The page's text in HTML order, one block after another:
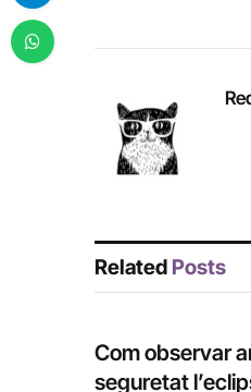
Related Posts
Com observar
seguretat